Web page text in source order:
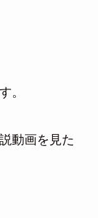
。
動画を見た